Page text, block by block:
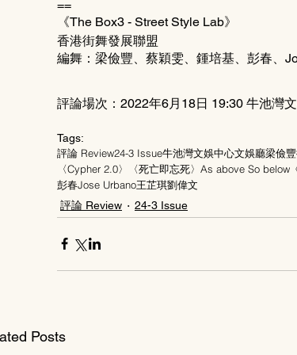
==
《The Box3 - Street Style Lab》
香港街舞發展聯盟
編舞：梁儉豐、蔡穎雯、鍾培基、彭春、
評論場次：2022年6月18日 19:30 牛池灣
Tags:
評論 Review24-3 Issue牛池灣文娛中心文娛廳梁儉豐
〈Cypher 2.0〉
〈死亡即忘死〉As above So below
彭春Jose Urbano王芷琪劉偉文
評論 Review
24-3 Issue
Posts